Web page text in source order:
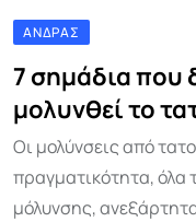
ΆΝΔΡΑΣ
7 σημάδια που
μολυνθεί το
Οι μολύνσεις από
πραγματικότητα, όλα
μόλυνσης,